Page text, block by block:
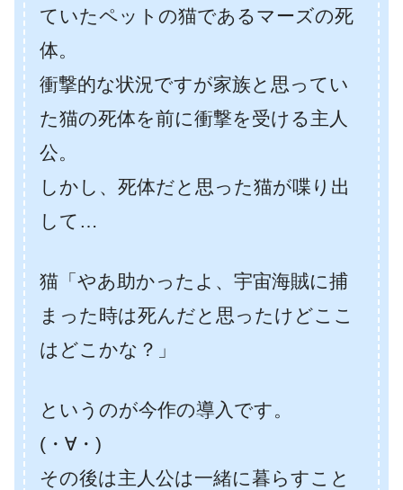
ていたペットの猫であるマーズの死
体。
衝撃的な状況ですが家族と思ってい
た猫の死体を前に衝撃を受ける主人
公。
しかし、死体だと思った猫が喋り出
して…
猫「やあ助かったよ、宇宙海賊に捕
まった時は死んだと思ったけどここ
はどこかな？」
というのが今作の導入です。
(・∀・)
その後は主人公は一緒に暮らすこと